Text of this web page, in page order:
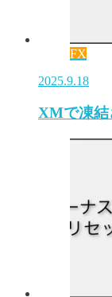
FX
2025.9.18
XMで凍結